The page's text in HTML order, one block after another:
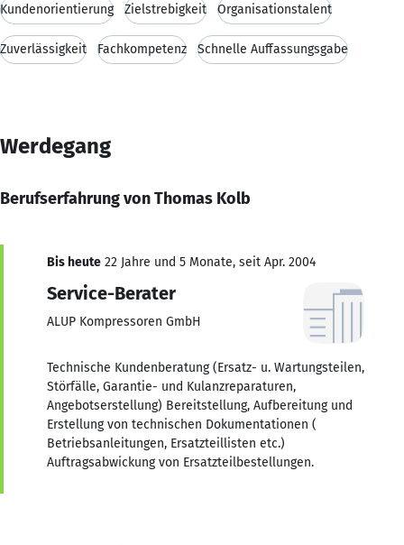
Kundenorientierung Zielstrebigkeit Organisationstalent
Zuverlässigkeit Fachkompetenz Schnelle Auffassungsgabe
Werdegang
Berufserfahrung von Thomas Kolb
Bis heute 22 Jahre und 5 Monate, seit Apr. 2004
Service-Berater
ALUP Kompressoren GmbH
Technische Kundenberatung (Ersatz- u. Wartungsteilen,
Störfälle, Garantie- und Kulanzreparaturen,
Angebotserstellung) Bereitstellung, Aufbereitung und
Erstellung von technischen Dokumentationen (
Betriebsanleitungen, Ersatzteillisten etc.)
Auftragsabwickung von Ersatzteilbestellungen.